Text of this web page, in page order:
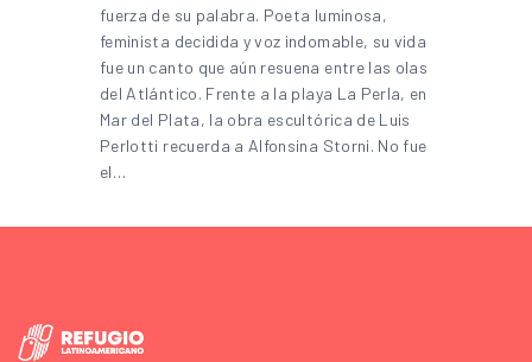
fuerza de su palabra. Poeta luminosa,
feminista decidida y voz indomable, su vida
fue un canto que aún resuena entre las olas
del Atlántico. Frente a la playa La Perla, en
Mar del Plata, la obra escultórica de Luis
Perlotti recuerda a Alfonsina Storni. No fue
el…